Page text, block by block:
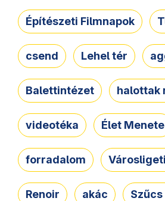
Építészeti Filmnapok
csend Lehel tér
Balettintézet halottak
videotéka Élet Menete
forradalom
Renoir akác Szűcs